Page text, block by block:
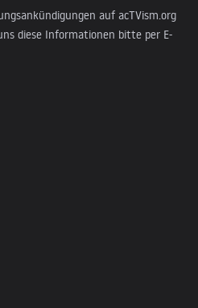
auf acTVism.org
diese Informationen bitte per E-